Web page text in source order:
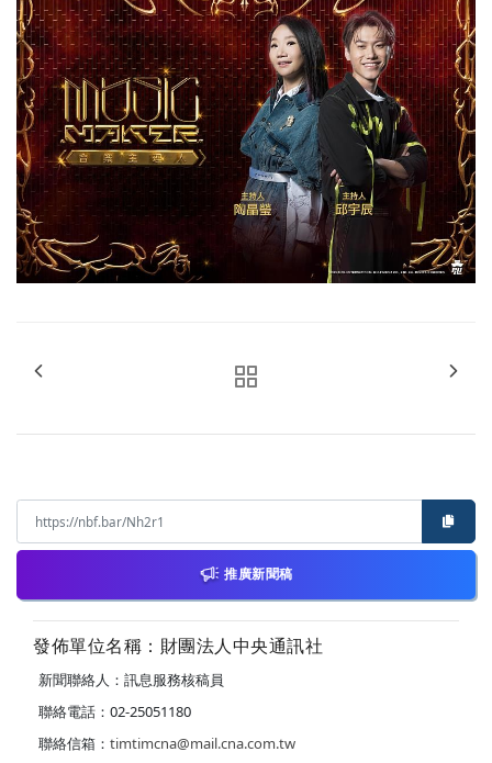
推廣新聞稿
發佈單位名稱：財團法人中央通訊社
新聞聯絡人：訊息服務核稿員
聯絡電話：02-25051180
聯絡信箱： timtimcna@mail.cna.com.tw